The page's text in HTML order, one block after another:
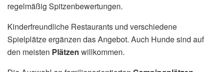
regelmäßig Spitzenbewertungen.
Kinderfreundliche Restaurants und verschiedene
Spielplätze ergänzen das Angebot. Auch Hunde sind auf
den meisten Plätzen willkommen.